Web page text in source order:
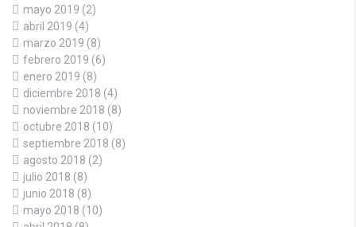
mayo 2019 (2)
abril 2019 (4)
marzo 2019 (8)
febrero 2019 (6)
enero 2019 (8)
diciembre 2018 (4)
noviembre 2018 (8)
octubre 2018 (10)
septiembre 2018 (8)
agosto 2018 (2)
julio 2018 (8)
junio 2018 (8)
mayo 2018 (10)